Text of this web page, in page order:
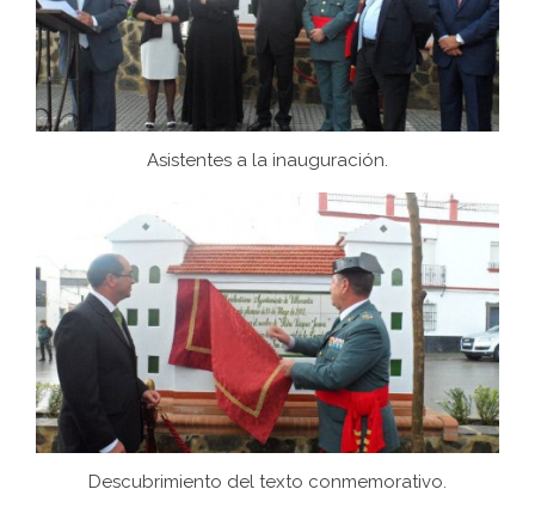
Asistentes a la inauguración.
Descubrimiento del texto conmemorativo.